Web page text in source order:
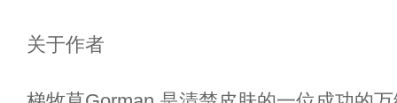
关于作者